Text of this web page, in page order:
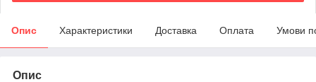
Опис Характеристики Доставка Оплата Умови
Опис